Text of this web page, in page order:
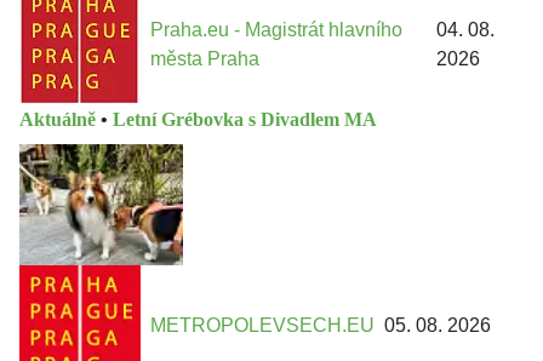
Praha.eu - Magistrát hlavního
města Praha
04. 08.
2026
Aktuálně • Letní Grébovka s Divadlem MA
METROPOLEVSECH.EU 05. 08. 2026